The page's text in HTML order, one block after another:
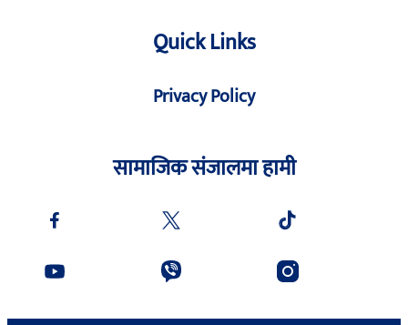
Quick Links
Privacy Policy
सामाजिक संजालमा हामी